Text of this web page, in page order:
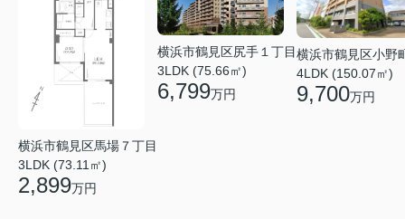
横浜市鶴見区馬場７丁目
3LDK (73.11㎡)
2,899万円
横浜市鶴見区尻手１丁目
3LDK (75.66㎡)
6,799万円
横浜市鶴見区小野
4LDK (150.07㎡)
9,700万円